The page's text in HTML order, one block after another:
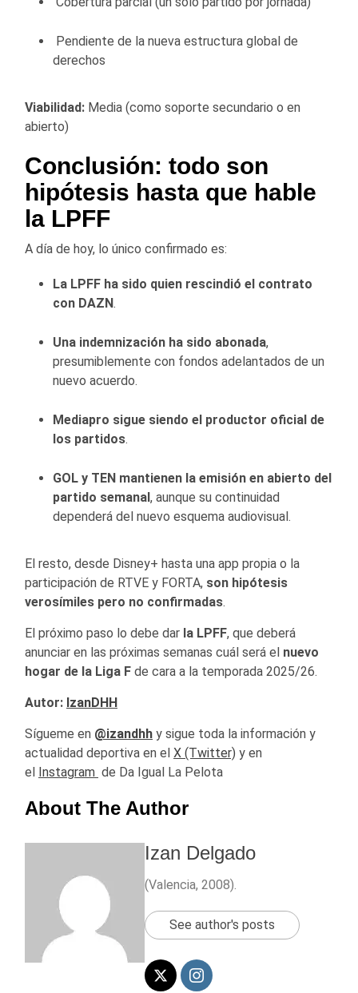
Pendiente de la nueva estructura global de
derechos
Viabilidad: Media (como soporte secundario o en
abierto)
Conclusión: todo son
hipótesis hasta que hable
la LPFF
A día de hoy, lo único confirmado es:
La LPFF ha sido quien rescindió el contrato
con DAZN.
Una indemnización ha sido abonada,
presumiblemente con fondos adelantados de un
nuevo acuerdo.
Mediapro sigue siendo el productor oficial de
los partidos.
GOL y TEN mantienen la emisión en abierto del
partido semanal, aunque su continuidad
dependerá del nuevo esquema audiovisual.
El resto, desde Disney+ hasta una app propia o la
participación de RTVE y FORTA, son hipótesis
verosímiles pero no confirmadas.
El próximo paso lo debe dar la LPFF, que deberá
anunciar en las próximas semanas cuál será el nuevo
hogar de la Liga F de cara a la temporada 2025/26.
Autor: IzanDHH
Sígueme en @izandhh y sigue toda la información y
actualidad deportiva en el X (Twitter) y en
el Instagram de Da Igual La Pelota
About The Author
Izan Delgado
(Valencia, 2008).
See author's posts